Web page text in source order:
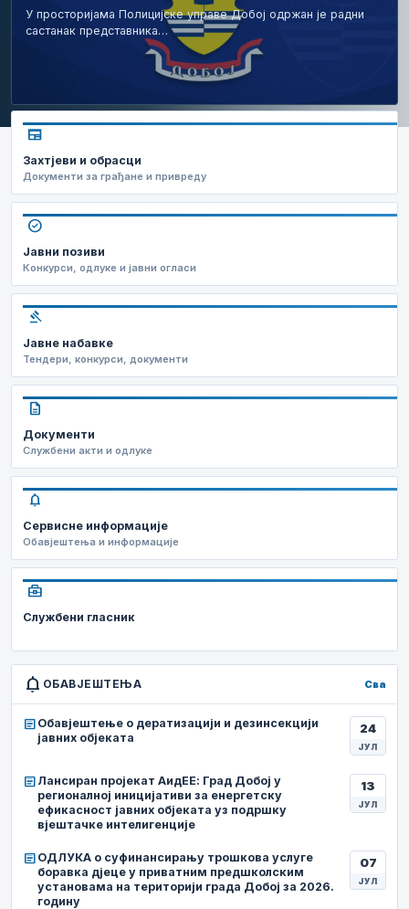
У просторијама Полицијске управе Добој одржан је радни
састанак представника…
newspaper
Захтјеви и обрасци
Документи за грађане и привреду
check_circle
Јавни позиви
Конкурси, одлуке и јавни огласи
gavel
Јавне набавке
Тендери, конкурси, документи
description
Документи
Службени акти и одлуке
notifications
Сервисне информације
Обавјештења и информације
business_center
Службени гласник
notifications ОБАВЈЕШТЕЊА Сва
article Обавјештење о дератизацији и дезинсекцији
јавних објеката
24
ЈУЛ
article Лансиран пројекат АидЕЕ: Град Добој у
регионалној иницијативи за енергетску
ефикасност јавних објеката уз подршку
вјештачке интелигенције
13
ЈУЛ
article ОДЛУКА о суфинансирању трошкова услуге
боравка дјеце у приватним предшколским
установама на територији града Добој за 2026.
годину
07
ЈУЛ